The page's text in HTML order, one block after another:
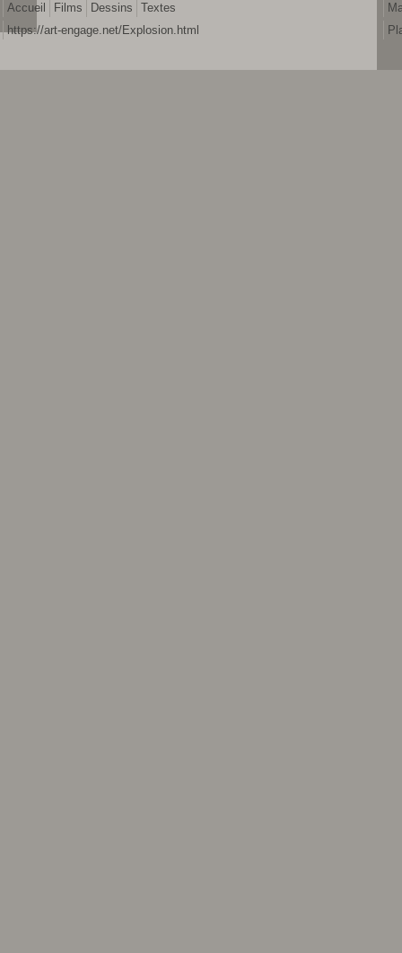
Accueil Films Dessins
Textes
https://art-engage.net/Explosion.html